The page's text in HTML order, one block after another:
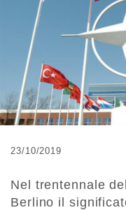
23/10/2019
Nel trentennale
Berlino il